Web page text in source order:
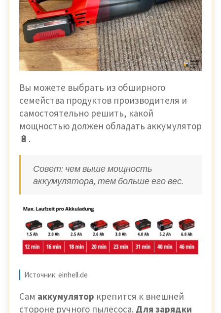
Вы можете выбрать из обширного
семейства продуктов производителя и
самостоятельно решить, какой
мощностью должен обладать аккумулятор
🔋.
Совет: чем выше мощность
аккумулятора, тем больше его вес.
Источник: einhell.de
Сам аккумулятор крепится к внешней
стороне ручного пылесоса. Для зарядки